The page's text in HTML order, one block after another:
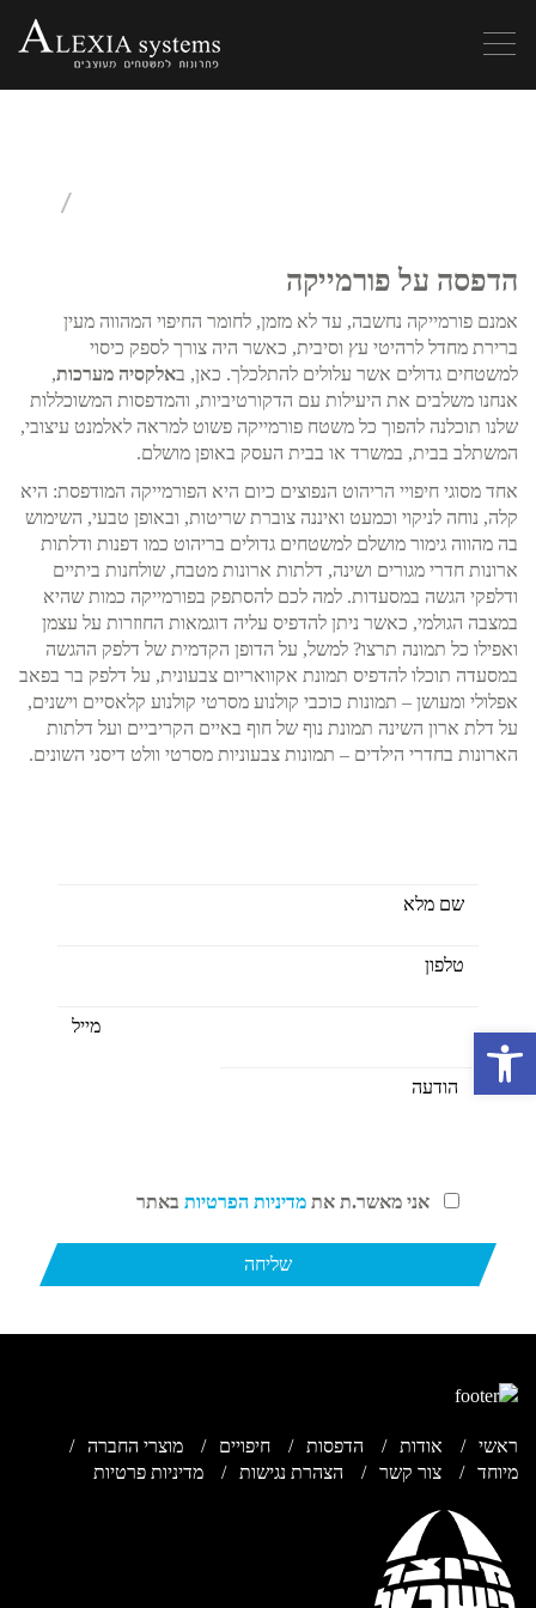
Toggle
הדפסה על פורמייקה
אמנם פורמייקה נחשבה, עד לא מזמן, לחומר החיפוי המהווה מעין
ברירת מחדל לרהיטי עץ וסיבית, כאשר היה צורך לספק כיסוי
למשטחים גדולים אשר עלולים להתלכלך. כאן, באלקסיה מערכות,
אנחנו משלבים את היעילות עם הדקורטיביות, והמדפסות המשוכללות
שלנו תוכלנה להפוך כל משטח פורמייקה פשוט למראה לאלמנט עיצובי,
המשתלב בבית, במשרד או בבית העסק באופן מושלם.
אחד מסוגי חיפויי הריהוט הנפוצים כיום היא הפורמייקה המודפסת: היא
קלה, נוחה לניקוי וכמעט ואיננה צוברת שריטות, ובאופן טבעי, השימוש
בה מהווה גימור מושלם למשטחים גדולים בריהוט כמו דפנות ודלתות
ארונות חדרי מגורים ושינה, דלתות ארונות מטבח, שולחנות ביתיים
ודלפקי הגשה במסעדות. למה לכם להסתפק בפורמייקה כמות שהיא
במצבה הגולמי, כאשר ניתן להדפיס עליה דוגמאות החוזרות על עצמן
ואפילו כל תמונה תרצו? למשל, על הדופן הקדמית של דלפק ההגשה
במסעדה תוכלו להדפיס תמונת אקוואריום צבעונית, על דלפק בר בפאב
אפלולי ומעושן – תמונות כוכבי קולנוע מסרטי קולנוע קלאסיים וישנים,
על דלת ארון השינה תמונת נוף של חוף באיים הקריביים ועל דלתות
הארונות בחדרי הילדים – תמונות צבעוניות מסרטי וולט דיסני השונים.
אני מאשר.ת את מדיניות הפרטיות באתר
ראשי אודות הדפסות חיפויים
מוצרי החברה
מיוחד
צור קשר הצהרת נגישות מדיניות פרטיות
פתח סרגל נגישות